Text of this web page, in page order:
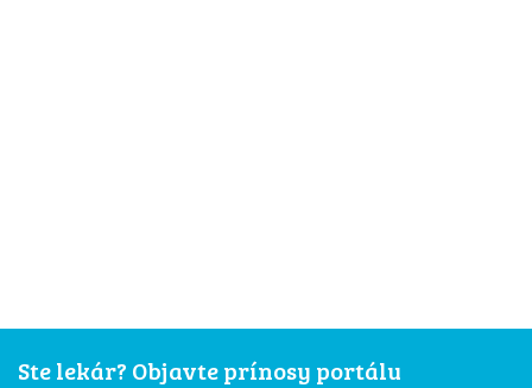
Ste lekár? Objavte prínosy portálu